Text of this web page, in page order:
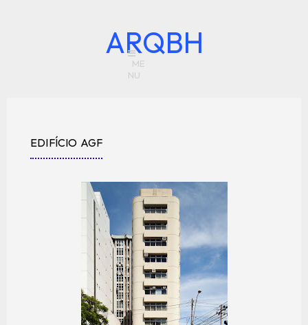
ARQBH
EDIFÍCIO AGF